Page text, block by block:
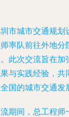
市城市交通规划
率队前往外地分
此次交流旨在加
与实践经验，共
国的城市交通发
期间，总工程师